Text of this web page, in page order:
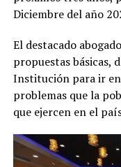
Diciembre del año
El destacado
propuestas básicas,
Institución para ir en
problemas que la
que ejercen en el